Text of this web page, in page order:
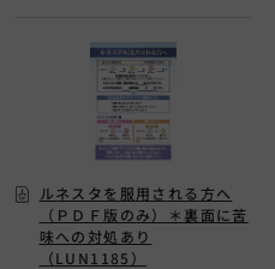
ルネスタを服用される方へ
（ＰＤＦ版のみ）＊裏面に苦
味への対処あり
（LUN1185）